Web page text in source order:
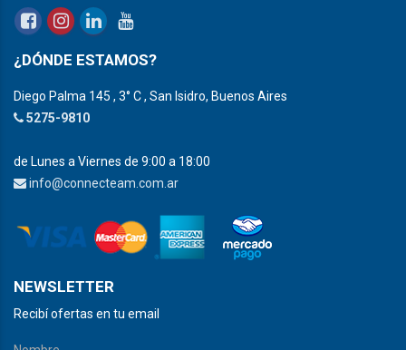
¿DÓNDE ESTAMOS?
Diego Palma 145 , 3° C , San Isidro, Buenos Aires
5275-9810
de Lunes a Viernes de 9:00 a 18:00
info@connecteam.com.ar
NEWSLETTER
Recibí ofertas en tu email